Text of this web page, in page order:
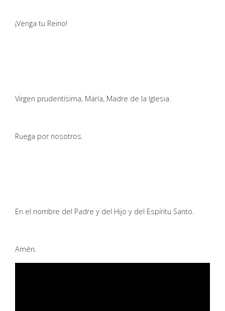
¡Venga tu Reino!
Virgen prudentísima, María, Madre de la Iglesia.
Ruega por nosotros.
En el nombre del Padre y del Hijo y del Espíritu Santo.
Amén.